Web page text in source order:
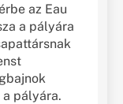
az Eau
a pályára
pályára.